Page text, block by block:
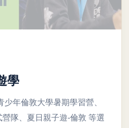
學
年倫敦大學暑期學習營、
隊、夏日親子遊-倫敦 等選